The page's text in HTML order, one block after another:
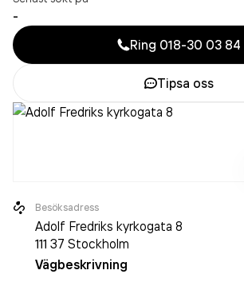
-
Ring 018-30 03 84
Tipsa oss
Besöksadress
Adolf Fredriks kyrkogata 8
111 37 Stockholm
Vägbeskrivning